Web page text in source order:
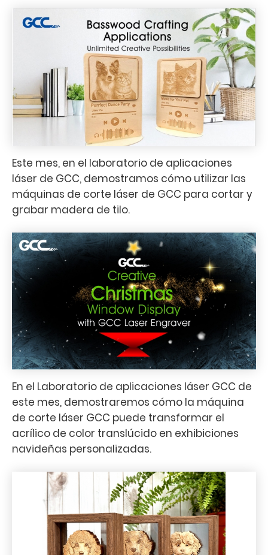
Este mes, en el laboratorio de aplicaciones
láser de GCC, demostramos cómo utilizar las
máquinas de corte láser de GCC para cortar y
grabar madera de tilo.
En el Laboratorio de aplicaciones láser GCC de
este mes, demostraremos cómo la máquina
de corte láser GCC puede transformar el
acrílico de color translúcido en exhibiciones
navideñas personalizadas.